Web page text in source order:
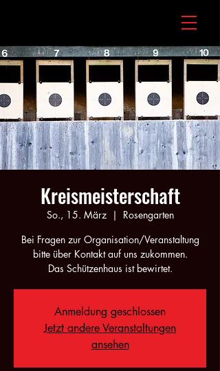
Kreismeisterschaft
So., 15. März
  |
Rosengarten
Bei Fragen zur Organisation/Veranstaltung
bitte über Kontakt auf uns zukommen.
Das Schützenhaus ist bewirtet.
Anmeldung geschlossen
Jetzt andere Veranstaltungen
ansehen